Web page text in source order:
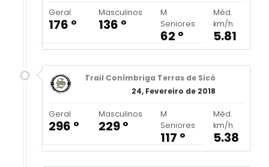
Geral
176 º
Masculinos
136 º
M
Seniores
62 º
Méd.
km/h
5.81
Trail Conímbriga Terras de Sicó
24, Fevereiro de 2018
Geral
296 º
Masculinos
229 º
M
Seniores
117 º
Méd.
km/h
5.38